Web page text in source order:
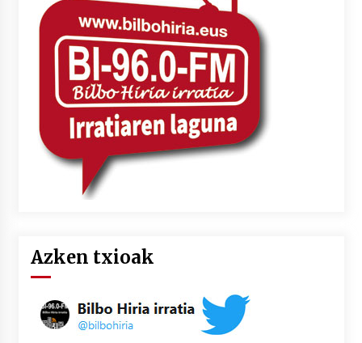
SOINUGELA: Paul McCartney eta Ringo Starr-en
lan berriak
2026/07/03
MUSIBLA #297: Bide, Boards Of Canada, Somak,
Tiga, Twisted Teens, Underscores, Habia
2026/07/02
Azken txioak